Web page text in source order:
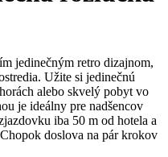
jedinečným retro dizajnom,
Užite si jedinečnú
alebo skvelý pobyt vo
je ideálny pre nadšencov
iba 50 m od hotela a
doslova na pár krokov